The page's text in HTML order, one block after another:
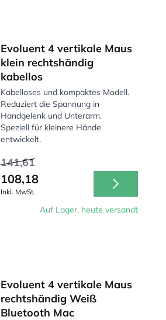
Evoluent 4 vertikale Maus
klein rechtshändig
kabellos
Kabelloses und kompaktes Modell.
Reduziert die Spannung in
Handgelenk und Unterarm.
Speziell für kleinere Hände
entwickelt.
141,61
108,18
Inkl. MwSt.
Auf Lager, heute versandt
Evoluent 4 vertikale Maus
rechtshändig Weiß
Bluetooth Mac